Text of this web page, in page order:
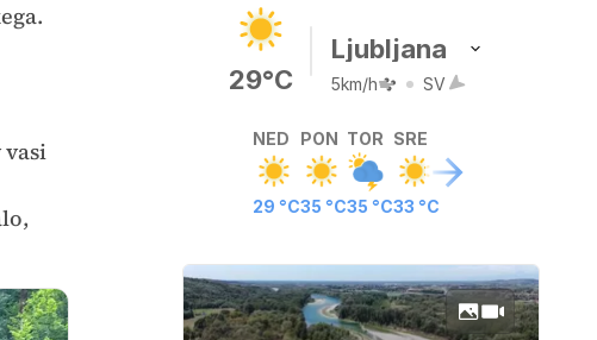
29°C
Ljubljana
5km/h SV
NED
29 °C
PON
35 °C
TOR
35 °C
SRE
33 °C